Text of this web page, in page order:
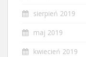
sierpień 2019
maj 2019
kwiecień 2019